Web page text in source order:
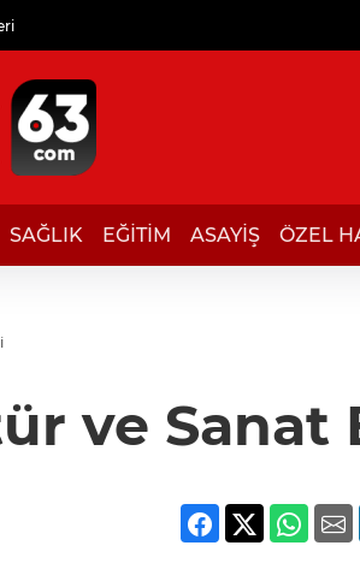
SAĞLIK EĞİTİM ASAYİŞ ÖZEL
ve Sanat